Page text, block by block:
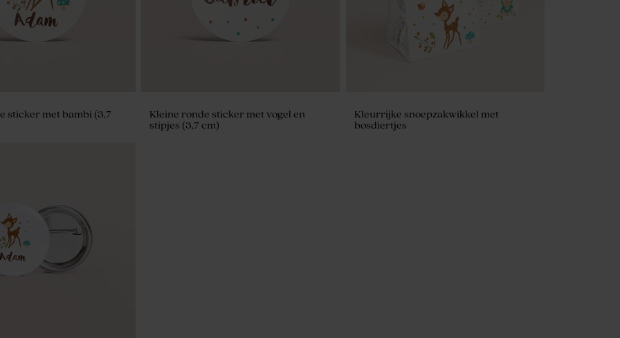
sticker met bambi (3,7
Kleine ronde sticker met vogel en
stipjes (3,7 cm)
Kleurrijke snoepzakwikkel met
bosdiertjes